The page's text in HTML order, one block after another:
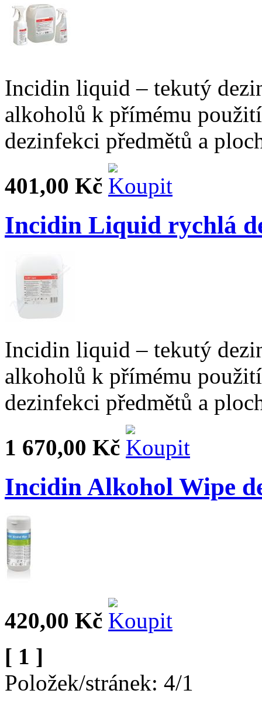
Incidin liquid – tekutý
alkoholů k přímému
dezinfekci předmětů a
401,00 Kč
Incidin Liquid rychlá
Incidin liquid – tekutý
alkoholů k přímému
dezinfekci předmětů a
1 670,00 Kč
Incidin Alkohol Wipe
420,00 Kč
[ 1 ]
Položek/stránek: 4/1